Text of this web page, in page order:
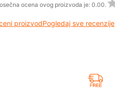
ocena ovog proizvoda je: 0.00.
proizvodPogledaj sve recenzije